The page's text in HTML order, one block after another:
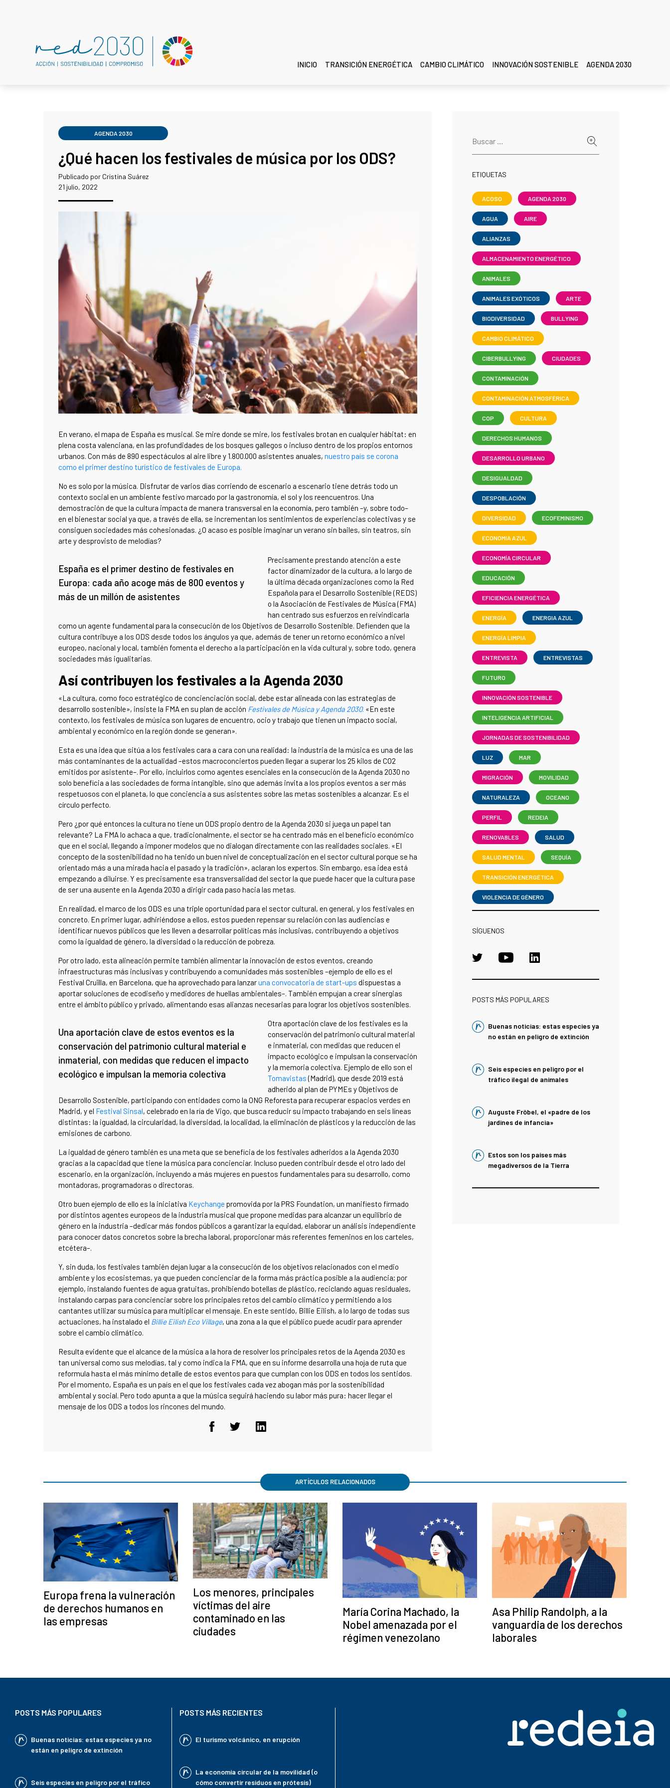
INICIO TRANSICIÓN ENERGÉTICA CAMBIO CLIMÁTICO INNOVACIÓN SOSTENIBLE AGENDA 2030
AGENDA 2030
¿Qué hacen los festivales de música por los ODS?
Publicado por Cristina Suárez
21 julio, 2022
En verano, el mapa de España es musical. Se mire donde se mire, los festivales brotan en cualquier hábitat: en
plena costa valenciana, en las profundidades de los bosques gallegos o incluso dentro de los propios entornos
urbanos. Con más de 890 espectáculos al aire libre y 1.800.000 asistentes anuales, nuestro país se corona
como el primer destino turístico de festivales de Europa.
No es solo por la música. Disfrutar de varios días corriendo de escenario a escenario tiene detrás todo un
contexto social en un ambiente festivo marcado por la gastronomía, el sol y los reencuentros. Una
demostración de que la cultura impacta de manera transversal en la economía, pero también –y, sobre todo–
en el bienestar social ya que, a través de ella, se incrementan los sentimientos de experiencias colectivas y se
consiguen sociedades más cohesionadas. ¿O acaso es posible imaginar un verano sin bailes, sin teatros, sin
arte y desprovisto de melodías?
España es el primer destino de festivales en
Europa: cada año acoge más de 800 eventos y
más de un millón de asistentes
Precisamente prestando atención a este
factor dinamizador de la cultura, a lo largo de
la última década organizaciones como la Red
Española para el Desarrollo Sostenible (REDS)
o la Asociación de Festivales de Música (FMA)
han centrado sus esfuerzos en reivindicarla
como un agente fundamental para la consecución de los Objetivos de Desarrollo Sostenible. Defienden que la
cultura contribuye a los ODS desde todos los ángulos ya que, además de tener un retorno económico a nivel
europeo, nacional y local, también fomenta el derecho a la participación en la vida cultural y, sobre todo, genera
sociedades más igualitarias.
Así contribuyen los festivales a la Agenda 2030
«La cultura, como foco estratégico de concienciación social, debe estar alineada con las estrategias de
desarrollo sostenible», insiste la FMA en su plan de acción Festivales de Música y Agenda 2030. «En este
contexto, los festivales de música son lugares de encuentro, ocio y trabajo que tienen un impacto social,
ambiental y económico en la región donde se generan».
Esta es una idea que sitúa a los festivales cara a cara con una realidad: la industria de la música es una de las
más contaminantes de la actualidad –estos macroconciertos pueden llegar a superar los 25 kilos de CO2
emitidos por asistente–. Por ello, incluirlos como agentes esenciales en la consecución de la Agenda 2030 no
solo beneficia a las sociedades de forma intangible, sino que además invita a los propios eventos a ser más
respetuosos con el planeta, lo que conciencia a sus asistentes sobre las metas sostenibles a alcanzar. Es el
círculo perfecto.
Pero ¿por qué entonces la cultura no tiene un ODS propio dentro de la Agenda 2030 si juega un papel tan
relevante? La FMA lo achaca a que, tradicionalmente, el sector se ha centrado más en el beneficio económico
que en el social, llegando a imponer modelos que no dialogan directamente con las realidades sociales. «El
concepto de la sostenibilidad no ha tenido un buen nivel de conceptualización en el sector cultural porque se ha
orientado más a una mirada hacia el pasado y la tradición», aclaran los expertos. Sin embargo, esa idea está
empezando a diluirse. Y es precisamente esa transversalidad del sector la que puede hacer que la cultura pase
de ser una ausente en la Agenda 2030 a dirigir cada paso hacia las metas.
En realidad, el marco de los ODS es una triple oportunidad para el sector cultural, en general, y los festivales en
concreto. En primer lugar, adhiriéndose a ellos, estos pueden repensar su relación con las audiencias e
identificar nuevos públicos que les lleven a desarrollar políticas más inclusivas, contribuyendo a objetivos
como la igualdad de género, la diversidad o la reducción de pobreza.
Por otro lado, esta alineación permite también alimentar la innovación de estos eventos, creando
infraestructuras más inclusivas y contribuyendo a comunidades más sostenibles –ejemplo de ello es el
Festival Cruïlla, en Barcelona, que ha aprovechado para lanzaruna convocatoria de start-ups dispuestas a
aportar soluciones de ecodiseño y medidores de huellas ambientales–. También empujan a crear sinergias
entre el ámbito público y privado, alimentando esas alianzas necesarias para lograr los objetivos sostenibles.
Una aportación clave de estos eventos es la
conservación del patrimonio cultural material e
inmaterial, con medidas que reducen el impacto
ecológico e impulsan la memoria colectiva
Otra aportación clave de los festivales es la
conservación del patrimonio cultural material
e inmaterial, con medidas que reducen el
impacto ecológico e impulsan la conservación
y la memoria colectiva. Ejemplo de ello son el
Tomavistas(Madrid), que desde 2019 está
adherido al plan de PYMEs y Objetivos de
Desarrollo Sostenible, participando con entidades como la ONG Reforesta para recuperar espacios verdes en
Madrid, y el Festival Sinsal, celebrado en la ría de Vigo, que busca reducir su impacto trabajando en seis líneas
distintas: la igualdad, la circularidad, la diversidad, la localidad, la eliminación de plásticos y la reducción de las
emisiones de carbono.
La igualdad de género también es una meta que se beneficia de los festivales adheridos a la Agenda 2030
gracias a la capacidad que tiene la música para concienciar. Incluso pueden contribuir desde el otro lado del
escenario, en la organización, incluyendo a más mujeres en puestos fundamentales para su desarrollo, como
montadoras, programadoras o directoras.
Otro buen ejemplo de ello es la iniciativa Keychange promovida por la PRS Foundation, un manifiesto firmado
por distintos agentes europeos de la industria musical que propone medidas para alcanzar un equilibrio de
género en la industria –dedicar más fondos públicos a garantizar la equidad, elaborar un análisis independiente
para conocer datos concretos sobre la brecha laboral, proporcionar más referentes femeninos en los carteles,
etcétera–.
Y, sin duda, los festivales también dejan lugar a la consecución de los objetivos relacionados con el medio
ambiente y los ecosistemas, ya que pueden concienciar de la forma más práctica posible a la audiencia; por
ejemplo, instalando fuentes de agua gratuitas, prohibiendo botellas de plástico, reciclando aguas residuales,
instalando carpas para concienciar sobre los principales retos del cambio climático y permitiendo a los
cantantes utilizar su música para multiplicar el mensaje. En este sentido, Billie Eilish, a lo largo de todas sus
actuaciones, ha instalado el Billie Eilish Eco Village, una zona a la que el público puede acudir para aprender
sobre el cambio climático.
Resulta evidente que el alcance de la música a la hora de resolver los principales retos de la Agenda 2030 es
tan universal como sus melodías, tal y como indica la FMA, que en su informe desarrolla una hoja de ruta que
reformula hasta el más mínimo detalle de estos eventos para que cumplan con los ODS en todos los sentidos.
Por el momento, España es un país en el que los festivales cada vez abogan más por la sostenibilidad
ambiental y social. Pero todo apunta a que la música seguirá haciendo su labor más pura: hacer llegar el
mensaje de los ODS a todos los rincones del mundo.
ETIQUETAS
ACOSO AGENDA 2030
AGUA AIRE
ALIANZAS
ALMACENAMIENTO ENERGÉTICO
ANIMALES
ANIMALES EXÓTICOS ARTE
BIODIVERSIDAD BULLYING
CAMBIO CLIMÁTICO
CIBERBULLYING CIUDADES
CONTAMINACIÓN
CONTAMINACIÓN ATMOSFÉRICA
COP CULTURA
DERECHOS HUMANOS
DESARROLLO URBANO
DESIGUALDAD
DESPOBLACIÓN
DIVERSIDAD ECOFEMINISMO
ECONOMIA AZUL
ECONOMÍA CIRCULAR
EDUCACIÓN
EFICIENCIA ENERGÉTICA
ENERGÍA ENERGIA AZUL
ENERGÍA LIMPIA
ENTREVISTA ENTREVISTAS
FUTURO
INNOVACIÓN SOSTENIBLE
INTELIGENCIA ARTIFICIAL
JORNADAS DE SOSTENIBILIDAD
LUZ MAR
MIGRACIÓN MOVILIDAD
NATURALEZA OCEANO
PERFIL REDEIA
RENOVABLES SALUD
SALUD MENTAL SEQUÍA
TRANSICIÓN ENERGÉTICA
VIOLENCIA DE GÉNERO
SÍGUENOS
POSTS MÁS POPULARES
Buenas noticias: estas especies ya
no están en peligro de extinción
Seis especies en peligro por el
tráfico ilegal de animales
Auguste Fröbel, el «padre de los
jardines de infancia»
Estos son los países más
megadiversos de la Tierra
ARTÍCULOS RELACIONADOS
Europa frena la vulneración
de derechos humanos en
las empresas
Los menores, principales
víctimas del aire
contaminado en las
ciudades
María Corina Machado, la
Nobel amenazada por el
régimen venezolano
Asa Philip Randolph, a la
vanguardia de los derechos
laborales
POSTS MÁS POPULARES
Buenas noticias: estas especies ya no
están en peligro de extinción
Seis especies en peligro por el tráfico
POSTS MÁS RECIENTES
El turismo volcánico, en erupción
La economía circular de la movilidad (o
cómo convertir residuos en prótesis)